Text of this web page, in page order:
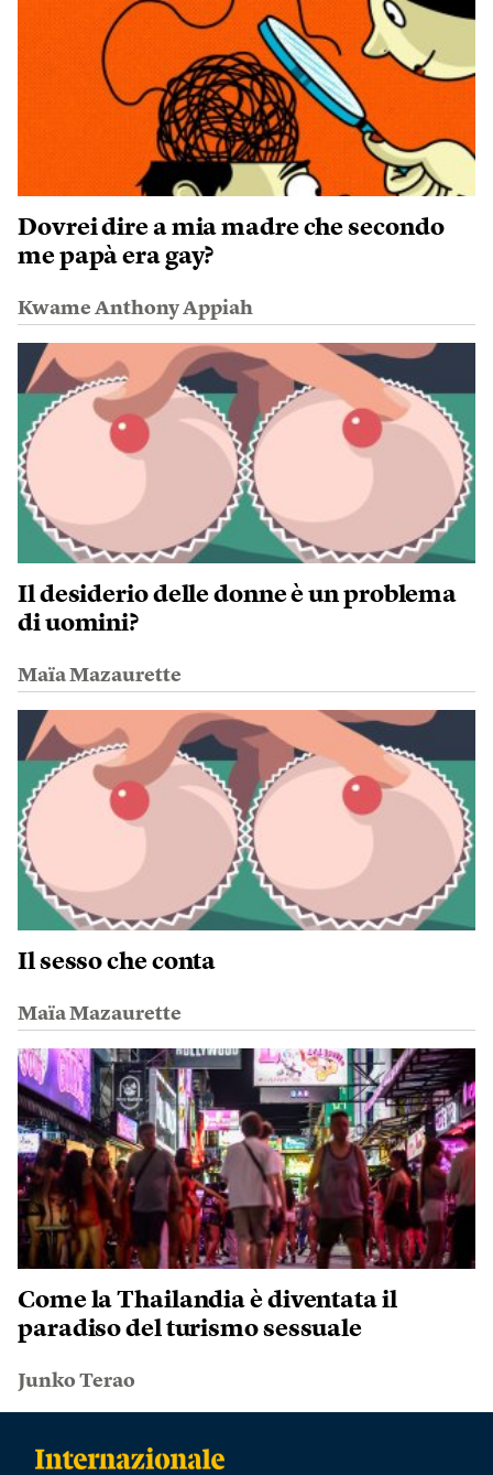
Dovrei dire a mia madre che secondo
me papà era gay?
Kwame Anthony Appiah
Il desiderio delle donne è un problema
di uomini?
Maïa Mazaurette
Il sesso che conta
Maïa Mazaurette
Come la Thailandia è diventata il
paradiso del turismo sessuale
Junko Terao